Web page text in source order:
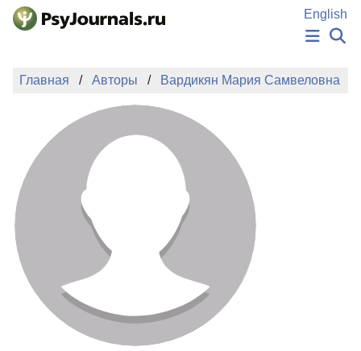
Перейти к основному содержанию
English
НОВОСТИ
АВТОРЫ
ПОДАТЬ РУКОПИСЬ
БАЗА ЗНАНИЙ
КЛЮЧЕВЫЕ СЛОВА
Регистрация
Главная Авторы Вардикян Мария Самвеловна